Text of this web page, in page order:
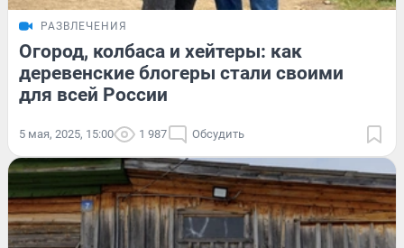
РАЗВЛЕЧЕНИЯ
Огород, колбаса и хейтеры: как
деревенские блогеры стали своими
для всей России
5 мая, 2025, 15:00 1 987 Обсудить